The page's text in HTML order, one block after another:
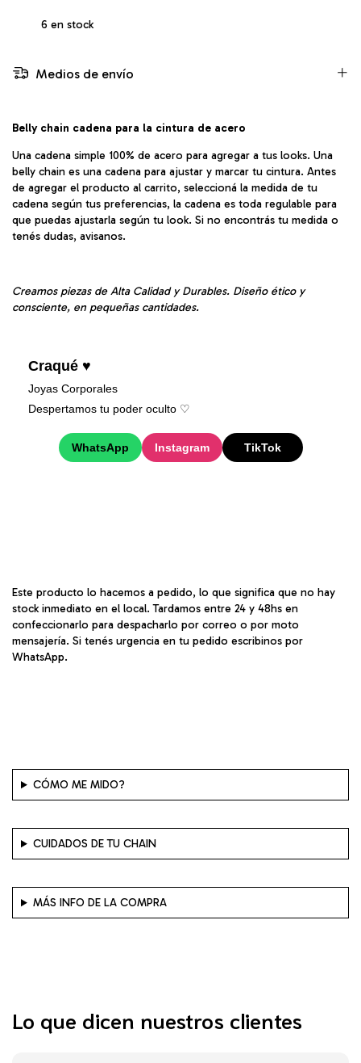
6 en stock
Medios de envío
Belly chain cadena para la cintura de acero
Una cadena simple 100% de acero para agregar a tus looks. Una
belly chain es una cadena para ajustar y marcar tu cintura. Antes
de agregar el producto al carrito, seleccioná la medida de tu
cadena según tus preferencias, la cadena es toda regulable para
que puedas ajustarla según tu look. Si no encontrás tu medida o
tenés dudas, avisanos.
Creamos piezas de Alta Calidad y Durables. Diseño ético y
consciente, en pequeñas cantidades.
Craqué ♥
Joyas Corporales
Despertamos tu poder oculto ♡︎
WhatsApp Instagram TikTok
Este producto lo hacemos a pedido, lo que significa que no hay
stock inmediato en el local. Tardamos entre 24 y 48hs en
confeccionarlo para despacharlo por correo o por moto
mensajería. Si tenés urgencia en tu pedido escribinos por
WhatsApp.
CÓMO ME MIDO?
CUIDADOS DE TU CHAIN
MÁS INFO DE LA COMPRA
Lo que dicen nuestros clientes